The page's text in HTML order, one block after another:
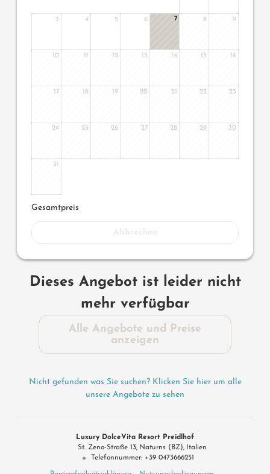
3 4 5 6 7 8 9
10 12 13 14 15 16
17 18 19 20 21 22 23
24 25 26 27 28 29 30
31
Gesamtpreis
Dieses Angebot ist leider nicht
mehr verfügbar
Alle Angebote und Preise
anzeigen
Nicht gefunden was Sie suchen? Klicken Sie hier um alle
unsere Angebote zu sehen
Luxury DolceVita Resort Preidlhof
St. Zeno-Straße 13 Naturns (BZ)
Italien
Telefonnummer: +39 0473666251